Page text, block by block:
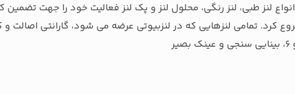
لنز طبی، لنز رنگی، محلول لنز و پک لنز فعالیت خود را جهت تضمین
کرد. تمامی لنزهایی که در لنزبیوتی عرضه می شود، گارانتی اصالت و